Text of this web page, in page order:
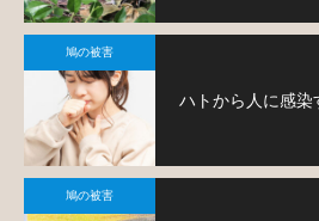
鳩の被害
ハトから人に感染
鳩の被害